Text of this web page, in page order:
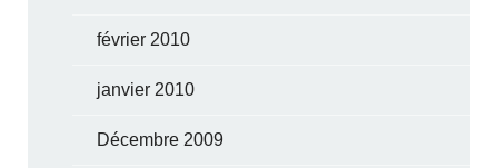
février 2010
janvier 2010
Décembre 2009